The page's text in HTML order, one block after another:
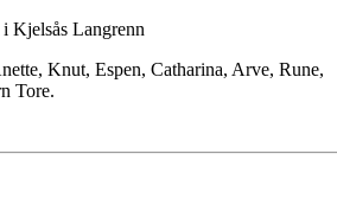
Kjelsås Langrenn
Knut, Espen, Catharina, Arve, Rune,
Tore.